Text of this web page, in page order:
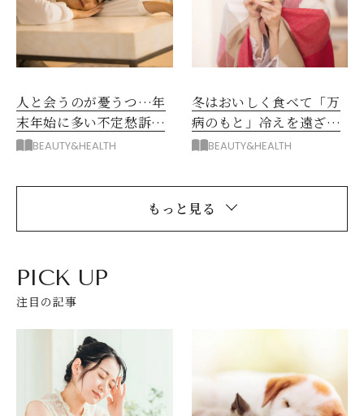
人と会うのが憂うつ…年
末年始に多い不定愁訴の
原因とは？
BEAUTY&HEALTH
冬はおいしく食べて「万
病のもと」冷えを遠ざけ
よう！おすすめ温活ドリ
BEAUTY&HEALTH
もっと見る
PICK UP
注目の記事